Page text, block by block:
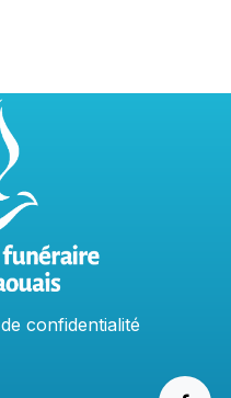
de confidentialit​é